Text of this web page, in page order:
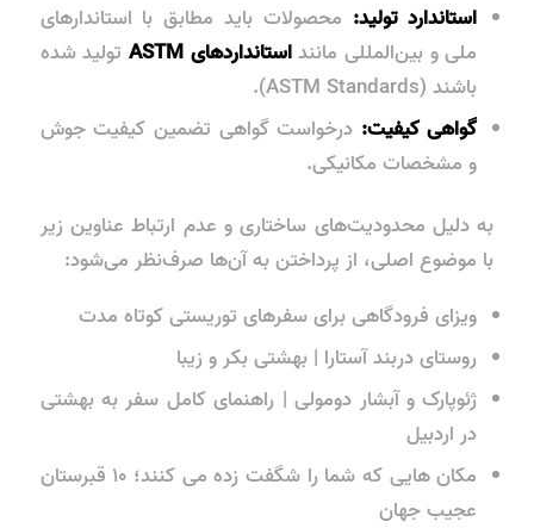
استاندارد تولید: محصولات باید مطابق با استاندارهای
ملی و بین‌المللی ماننداستانداردهای ASTM
تولید شده
باشند (ASTM Standards).
گواهی کیفیت: درخواست گواهی تضمین کیفیت جوش
و مشخصات مکانیکی.
به دلیل محدودیت‌های ساختاری و عدم ارتباط عناوین زیر
با موضوع اصلی، از پرداختن به آن‌ها صرف‌نظر می‌شود:
ویزای فرودگاهی برای سفرهای توریستی کوتاه مدت
روستای دربند آستارا | بهشتی بکر و زیبا
ژئوپارک و آبشار دومولی | راهنمای کامل سفر به بهشتی
در اردبیل
مکان‌ هایی که شما را شگفت زده می کنند؛ ۱۰ قبرستان
عجیب جهان